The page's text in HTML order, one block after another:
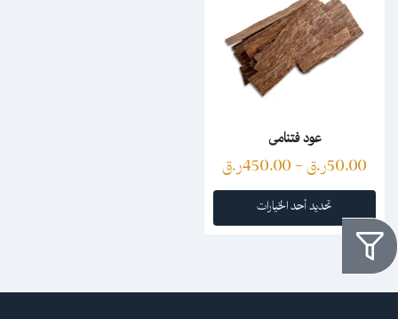
عود فتنامى
50.00ر.ق –
450.00ر.ق
تحديد أحد الخيارات